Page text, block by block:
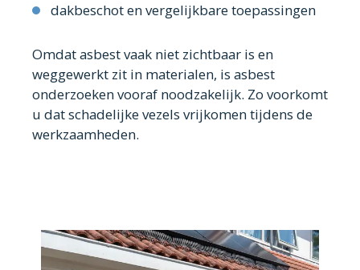
dakbeschot en vergelijkbare toepassingen
Omdat asbest vaak niet zichtbaar is en
weggewerkt zit in materialen, is asbest
onderzoeken vooraf noodzakelijk. Zo voorkomt
u dat schadelijke vezels vrijkomen tijdens de
werkzaamheden.